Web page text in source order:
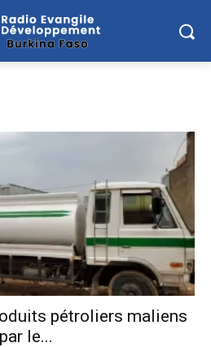
pétroliers maliens
le...